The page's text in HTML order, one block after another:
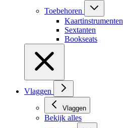
Toebehoren
Kaartinstrumenten
Sextanten
Bookseats
Vlaggen
Vlaggen
Bekijk alles